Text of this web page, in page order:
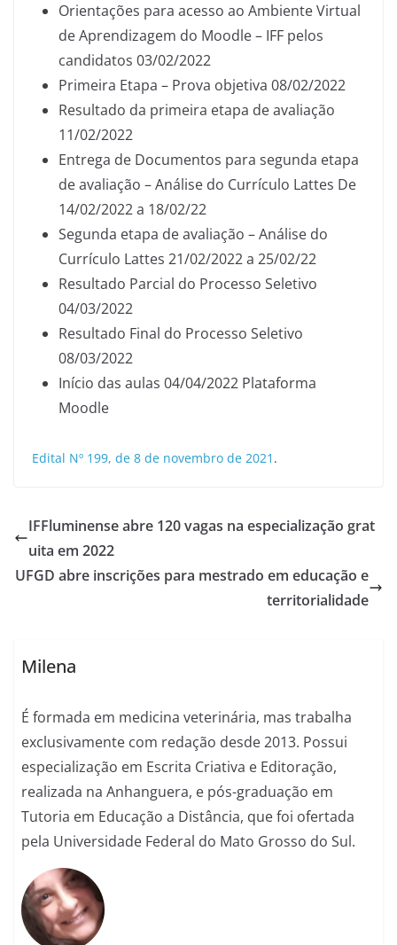
Orientações para acesso ao Ambiente Virtual
de Aprendizagem do Moodle – IFF pelos
candidatos 03/02/2022
Primeira Etapa – Prova objetiva 08/02/2022
Resultado da primeira etapa de avaliação
11/02/2022
Entrega de Documentos para segunda etapa
de avaliação – Análise do Currículo Lattes De
14/02/2022 a 18/02/22
Segunda etapa de avaliação – Análise do
Currículo Lattes 21/02/2022 a 25/02/22
Resultado Parcial do Processo Seletivo
04/03/2022
Resultado Final do Processo Seletivo
08/03/2022
Início das aulas 04/04/2022 Plataforma
Moodle
Edital Nº 199, de 8 de novembro de 2021 .
IFFluminense abre 120 vagas na especialização grat
uita em 2022
UFGD abre inscrições para mestrado em educação e
territorialidade
Milena
É formada em medicina veterinária, mas trabalha
exclusivamente com redação desde 2013. Possui
especialização em Escrita Criativa e Editoração,
realizada na Anhanguera, e pós-graduação em
Tutoria em Educação a Distância, que foi ofertada
pela Universidade Federal do Mato Grosso do Sul.